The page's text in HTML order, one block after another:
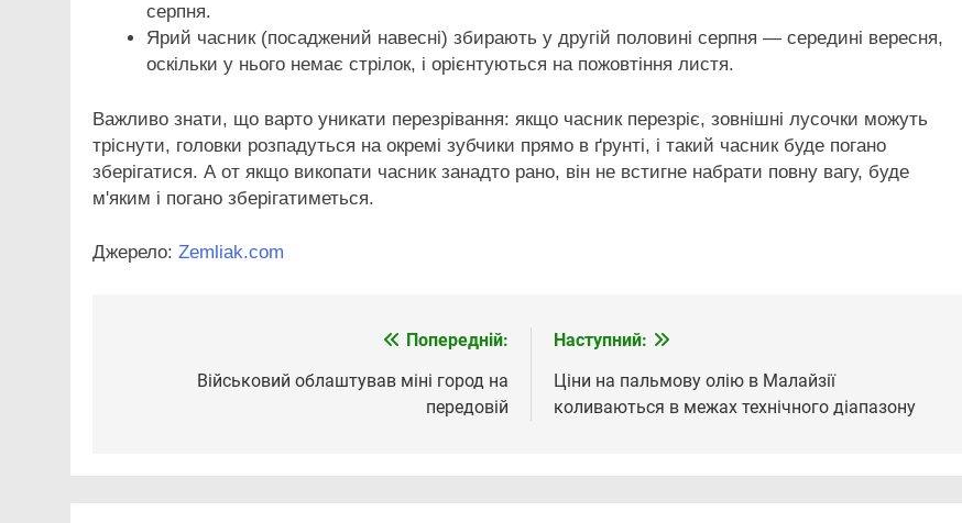
серпня.
Ярий часник (посаджений навесні) збирають у другій половині серпня — середині вересня,
оскільки у нього немає стрілок, і орієнтуються на пожовтіння листя.
Важливо знати, що варто уникати перезрівання: якщо часник перезріє, зовнішні лусочки можуть
тріснути, головки розпадуться на окремі зубчики прямо в ґрунті, і такий часник буде погано
зберігатися. А от якщо викопати часник занадто рано, він не встигне набрати повну вагу, буде
м'яким і погано зберігатиметься.
Джерело: Zemliak.com
записів
Попередній:
Військовий облаштував міні город на
передовій
Наступний:
Ціни на пальмову олію в Малайзії
коливаються в межах технічного діапазону